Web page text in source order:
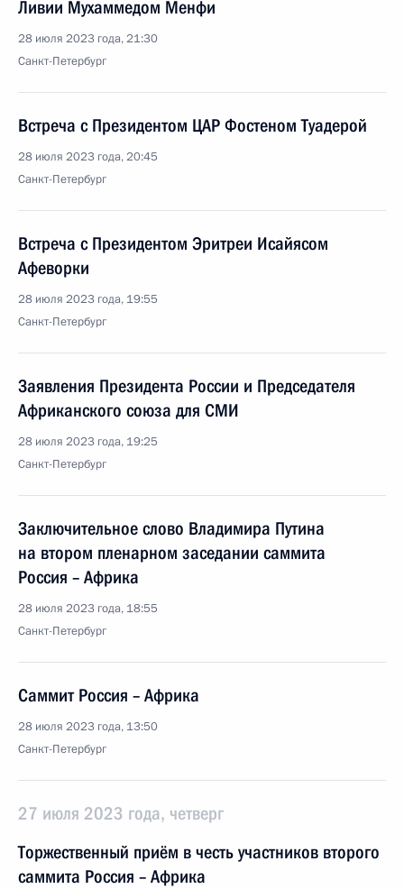
Ливии Мухаммедом Менфи
28 июля 2023 года, 21:30
Санкт-Петербург
Встреча с Президентом ЦАР Фостеном Туадерой
28 июля 2023 года, 20:45
Санкт-Петербург
Встреча с Президентом Эритреи Исайясом
Афеворки
28 июля 2023 года, 19:55
Санкт-Петербург
Заявления Президента России и Председателя
Африканского союза для СМИ
28 июля 2023 года, 19:25
Санкт-Петербург
Заключительное слово Владимира Путина
на втором пленарном заседании саммита
Россия – Африка
28 июля 2023 года, 18:55
Санкт-Петербург
Саммит Россия – Африка
28 июля 2023 года, 13:50
Санкт-Петербург
27 июля 2023 года, четверг
Торжественный приём в честь участников второго
саммита Россия – Африка